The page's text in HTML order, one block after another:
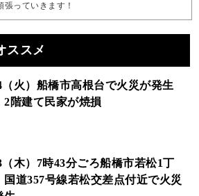
張っていきます！
ススメ
（火）船橋市高根台で火災が発生
2階建て民家が焼損
（木）7時43分ごろ船橋市若松1丁
国道357号線若松交差点付近で火災